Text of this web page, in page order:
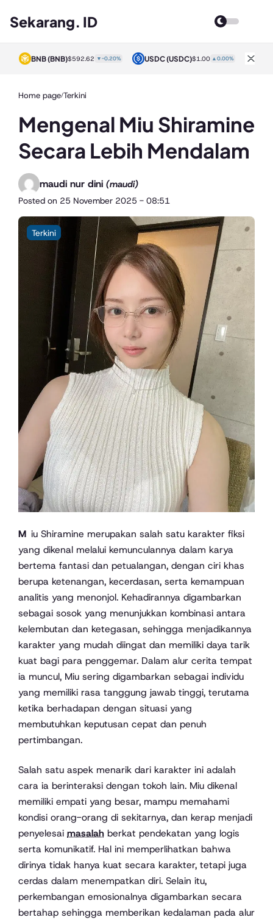
Sekarang. ID
BNB(BNB)$592.62 ▼-0.20% USDC(USDC)$1.00 ▲0.00%
Home page/Terkini
Mengenal Miu Shiramine
Secara Lebih Mendalam
maudi nur dini (maudi)
Posted on 25 November 2025 - 08:51
Terkini
Miu Shiramine merupakan salah satu karakter fiksi
yang dikenal melalui kemunculannya dalam karya
bertema fantasi dan petualangan, dengan ciri khas
berupa ketenangan, kecerdasan, serta kemampuan
analitis yang menonjol. Kehadirannya digambarkan
sebagai sosok yang menunjukkan kombinasi antara
kelembutan dan ketegasan, sehingga menjadikannya
karakter yang mudah diingat dan memiliki daya tarik
kuat bagi para penggemar. Dalam alur cerita tempat
ia muncul, Miu sering digambarkan sebagai individu
yang memiliki rasa tanggung jawab tinggi, terutama
ketika berhadapan dengan situasi yang
membutuhkan keputusan cepat dan penuh
pertimbangan.
Salah satu aspek menarik dari karakter ini adalah
cara ia berinteraksi dengan tokoh lain. Miu dikenal
memiliki empati yang besar, mampu memahami
kondisi orang-orang di sekitarnya, dan kerap menjadi
penyelesai masalah berkat pendekatan yang logis
serta komunikatif. Hal ini memperlihatkan bahwa
dirinya tidak hanya kuat secara karakter, tetapi juga
cerdas dalam menempatkan diri. Selain itu,
perkembangan emosionalnya digambarkan secara
bertahap sehingga memberikan kedalaman pada alur